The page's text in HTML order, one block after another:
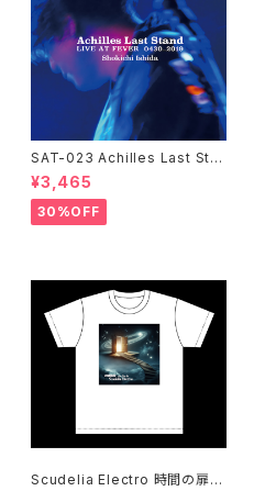
SAT-023 Achilles Last Sta
nd / LIVE AT FEVER 0430-2
019 / 石田ショーキチ
¥3,465
30%OFF
Scudelia Electro 時間の扉T